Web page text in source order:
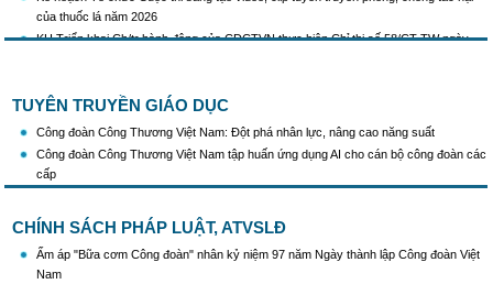
KH Triển khai Ch/tr hành động của CĐCTVN thực hiện Chỉ thị số 58/CT-TW ngày
10/01/2026 của Ban Bí thư TW Đảng về "Tăng cường sự lãnh đạo của Đảng đối với
Triển khai thực hiện Hướng dẫn số 28/HD-BTGDVTW về xác định, lựa chọn ngày
truyền thống, ngày thành lập, ngày tái lập sau sắp xếp tổ chức bộ máy của hệ thống
Triển khai truyền thông "Chiến dịch 500 ngày đêm đẩy mạnh thực hiện tìm kiếm, quy
tập và xác định danh tính hài cốt liệt sĩ"
(28/7/1929 - 28/7/2026)
Khẩu hiệu tuyên truyền trong nhiệm kỳ Đại hội XIV của Đảng
Triển khai thực hiện Chỉ thị số 25/CT-TTg của Thủ tướng Chính phủ về tăng cường
TUYÊN TRUYỀN GIÁO DỤC
Công đoàn Công Thương Việt Nam: Đột phá nhân lực, nâng cao năng suất
Công đoàn Công Thương Việt Nam tập huấn ứng dụng AI cho cán bộ công đoàn các
cấp
CHÍNH SÁCH PHÁP LUẬT, ATVSLĐ
Ấm áp "Bữa cơm Công đoàn" nhân kỷ niệm 97 năm Ngày thành lập Công đoàn Việt
Nam